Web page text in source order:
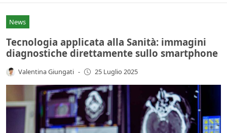
News
Tecnologia applicata alla Sanità: immagini
diagnostiche direttamente sullo smartphone
Valentina Giungati - 25 Luglio 2025